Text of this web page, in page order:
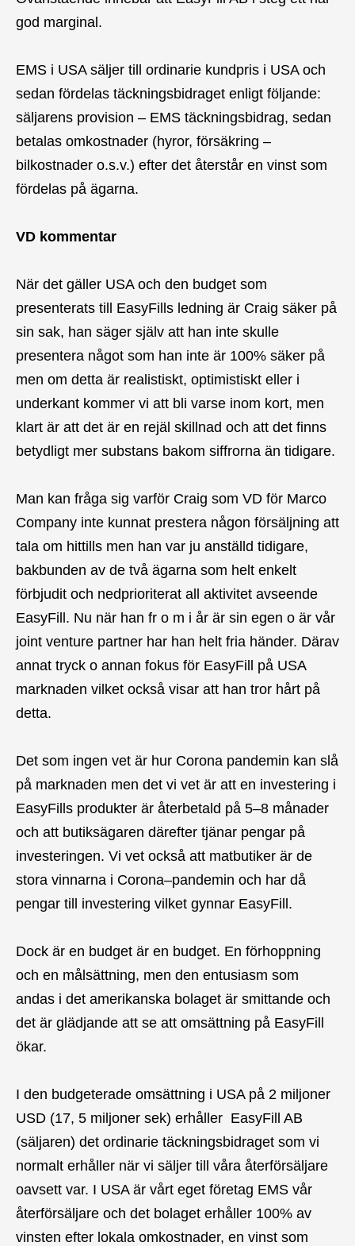
god marginal.
EMS i USA säljer till ordinarie kundpris i USA och
sedan fördelas täckningsbidraget enligt följande:
säljarens provision – EMS täckningsbidrag, sedan
betalas omkostnader (hyror, försäkring –
bilkostnader o.s.v.) efter det återstår en vinst som
fördelas på ägarna.
VD kommentar
När det gäller USA och den budget som
presenterats till EasyFills ledning är Craig säker på
sin sak, han säger själv att han inte skulle
presentera något som han inte är 100% säker på
men om detta är realistiskt, optimistiskt eller i
underkant kommer vi att bli varse inom kort, men
klart är att det är en rejäl skillnad och att det finns
betydligt mer substans bakom siffrorna än tidigare.
Man kan fråga sig varför Craig som VD för Marco
Company inte kunnat prestera någon försäljning att
tala om hittills men han var ju anställd tidigare,
bakbunden av de två ägarna som helt enkelt
förbjudit och nedprioriterat all aktivitet avseende
EasyFill. Nu när han fr o m i år är sin egen o är vår
joint venture partner har han helt fria händer. Därav
annat tryck o annan fokus för EasyFill på USA
marknaden vilket också visar att han tror hårt på
detta.
Det som ingen vet är hur Corona pandemin kan slå
på marknaden men det vi vet är att en investering i
EasyFills produkter är återbetald på 5–8 månader
och att butiksägaren därefter tjänar pengar på
investeringen. Vi vet också att matbutiker är de
stora vinnarna i Corona–pandemin och har då
pengar till investering vilket gynnar EasyFill.
Dock är en budget är en budget. En förhoppning
och en målsättning, men den entusiasm som
andas i det amerikanska bolaget är smittande och
det är glädjande att se att omsättning på EasyFill
ökar.
I den budgeterade omsättning i USA på 2 miljoner
USD (17, 5 miljoner sek) erhåller EasyFill AB
(säljaren) det ordinarie täckningsbidraget som vi
normalt erhåller när vi säljer till våra återförsäljare
oavsett var. I USA är vårt eget företag EMS vår
återförsäljare och det bolaget erhåller 100% av
vinsten efter lokala omkostnader, en vinst som